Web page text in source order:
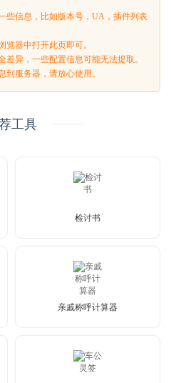
些信息，比如版本号，UA，插件列表
览器中打开此页即可。
异，一些配置信息可能无法提取。
到服务器，请放心使用。
工具
检讨书
亲戚称呼计算器